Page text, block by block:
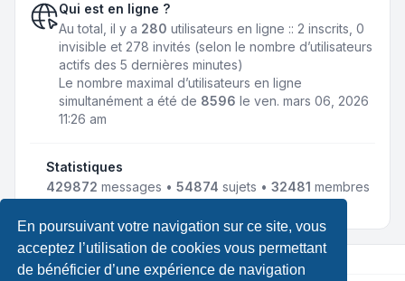
En poursuivant votre navigation sur ce site, vous
acceptez l’utilisation de cookies vous permettant
de bénéficier d’une expérience de navigation
Qui est en ligne ?
Au total, il y a 280 utilisateurs en ligne :: 2 inscrits, 0
invisible et 278 invités (selon le nombre d’utilisateurs
actifs des 5 dernières minutes)
Le nombre maximal d’utilisateurs en ligne
simultanément a été de 8596 le ven. mars 06, 2026
11:26 am
Statistiques
429872 messages • 54874 sujets • 32481 membres